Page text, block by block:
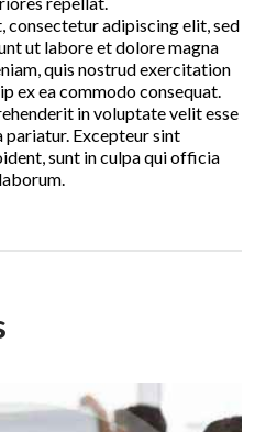
consectetur adipiscing elit, sed
ut labore et dolore magna
quis nostrud exercitation
ex ea commodo consequat.
in voluptate velit esse
Excepteur sint
sunt in culpa qui officia